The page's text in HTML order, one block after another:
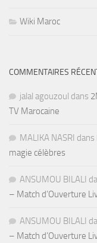
Wiki Maroc
COMMENTAIRES
jalal agouzoul dans
TV Marocaine
MALIKA NASRI dans
magie célèbres
ANSUMOU BILALI
– Match d’Ouverture
ANSUMOU BILALI
– Match d’Ouverture